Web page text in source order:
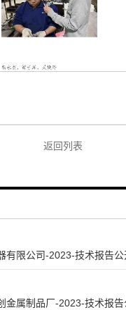
返回列表
有限公司-2023-技术报告公
金属制品厂-2023-技术报